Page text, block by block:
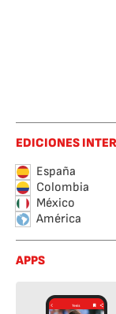
EDICIONES
España
Colombia
México
América
APPS